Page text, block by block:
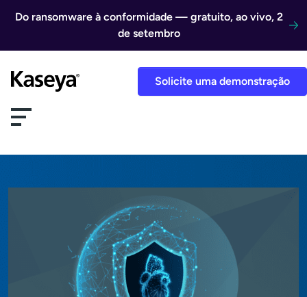
Do ransomware à conformidade — gratuito, ao vivo, 2
de setembro
Solicite uma demonstração